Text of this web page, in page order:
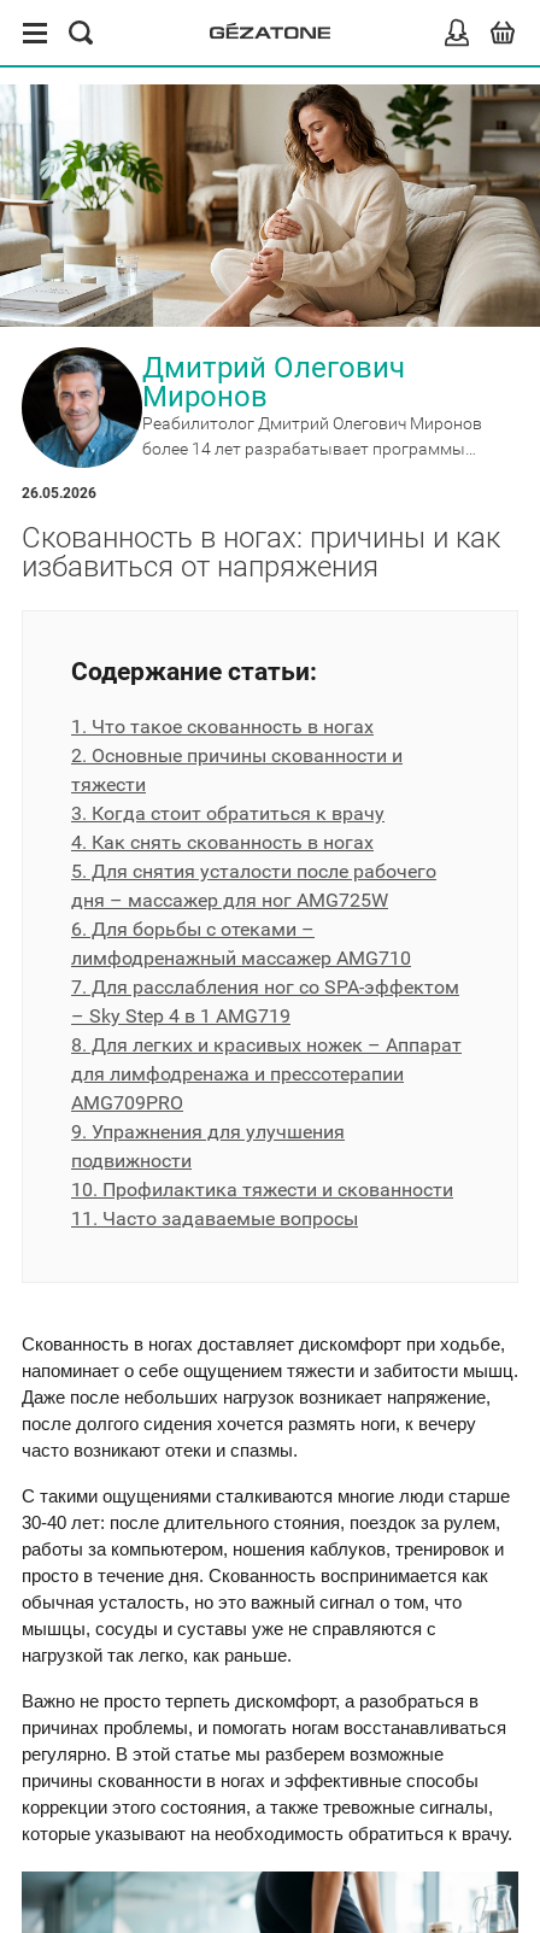
Дмитрий Олегович
Миронов
Реабилитолог Дмитрий Олегович Миронов
более 14 лет разрабатывает программы
26.05.2026
Скованность в ногах: причины и как
избавиться от напряжения
Содержание статьи:
1. Что такое скованность в ногах
2. Основные причины скованности и
тяжести
3. Когда стоит обратиться к врачу
4. Как снять скованность в ногах
5. Для снятия усталости после рабочего
дня – массажер для ног AMG725W
6. Для борьбы с отеками –
лимфодренажный массажер AMG710
7. Для расслабления ног со SPA-эффектом
– Sky Step 4 в 1 AMG719
8. Для легких и красивых ножек – Аппарат
для лимфодренажа и прессотерапии
AMG709PRO
9. Упражнения для улучшения
подвижности
10. Профилактика тяжести и скованности
11. Часто задаваемые вопросы
Скованность в ногах доставляет дискомфорт при ходьбе,
напоминает о себе ощущением тяжести и забитости мышц.
Даже после небольших нагрузок возникает напряжение,
после долгого сидения хочется размять ноги, к вечеру
часто возникают отеки и спазмы.
С такими ощущениями сталкиваются многие люди старше
30-40 лет: после длительного стояния, поездок за рулем,
работы за компьютером, ношения каблуков, тренировок и
просто в течение дня. Скованность воспринимается как
обычная усталость, но это важный сигнал о том, что
мышцы, сосуды и суставы уже не справляются с
нагрузкой так легко, как раньше.
Важно не просто терпеть дискомфорт, а разобраться в
причинах проблемы, и помогать ногам восстанавливаться
регулярно. В этой статье мы разберем возможные
причины скованности в ногах и эффективные способы
коррекции этого состояния, а также тревожные сигналы,
которые указывают на необходимость обратиться к врачу.